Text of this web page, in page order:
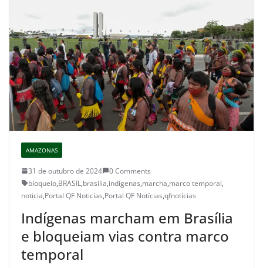
AMAZONAS
31 de outubro de 2024
0 Comments
bloqueio,BRASIL,brasília,indígenas,marcha,marco temporal,
noticia,Portal QF Noticías,Portal QF Notícias,qfnotícias
Indígenas marcham em Brasília
e bloqueiam vias contra marco
temporal